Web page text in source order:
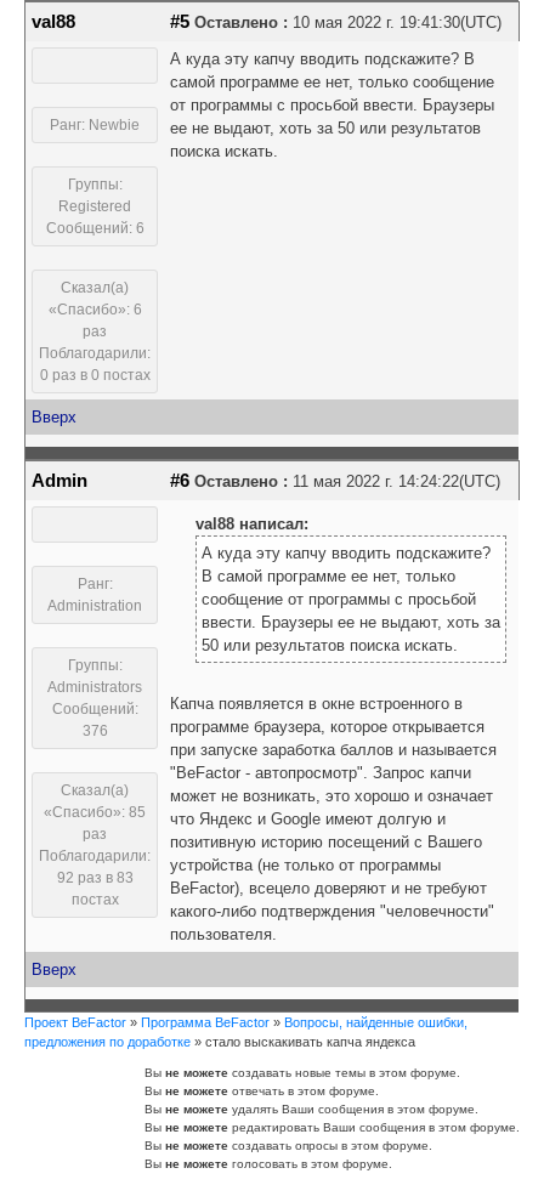
val88 #5 Оставлено : 10 мая 2022 г. 19:41:30(UTC)
Ранг: Newbie
Группы:
Registered
Сообщений: 6
Сказал(а)
«Спасибо»: 6
раз
Поблагодарили:
0 раз в 0 постах
А куда эту капчу вводить подскажите? В
самой программе ее нет, только сообщение
от программы с просьбой ввести. Браузеры
ее не выдают, хоть за 50 или результатов
поиска искать.
Вверх
Admin #6 Оставлено : 11 мая 2022 г. 14:24:22(UTC)
Ранг:
Administration
Группы:
Administrators
Сообщений:
376
Сказал(а)
«Спасибо»: 85
раз
Поблагодарили:
92 раз в 83
постах
val88 написал:
А куда эту капчу вводить подскажите?
В самой программе ее нет, только
сообщение от программы с просьбой
ввести. Браузеры ее не выдают, хоть за
50 или результатов поиска искать.
Капча появляется в окне встроенного в
программе браузера, которое открывается
при запуске заработка баллов и называется
"BeFactor - автопросмотр". Запрос капчи
может не возникать, это хорошо и означает
что Яндекс и Google имеют долгую и
позитивную историю посещений с Вашего
устройства (не только от программы
BeFactor), всецело доверяют и не требуют
какого-либо подтверждения "человечности"
пользователя.
Вверх
Проект BeFactor » Программа BeFactor » Вопросы, найденные ошибки,
предложения по доработке » стало выскакивать капча яндекса
Вы не можете создавать новые темы в этом форуме.
Вы не можете отвечать в этом форуме.
Вы не можете удалять Ваши сообщения в этом форуме.
Вы не можете редактировать Ваши сообщения в этом форуме.
Вы не можете создавать опросы в этом форуме.
Вы не можете голосовать в этом форуме.